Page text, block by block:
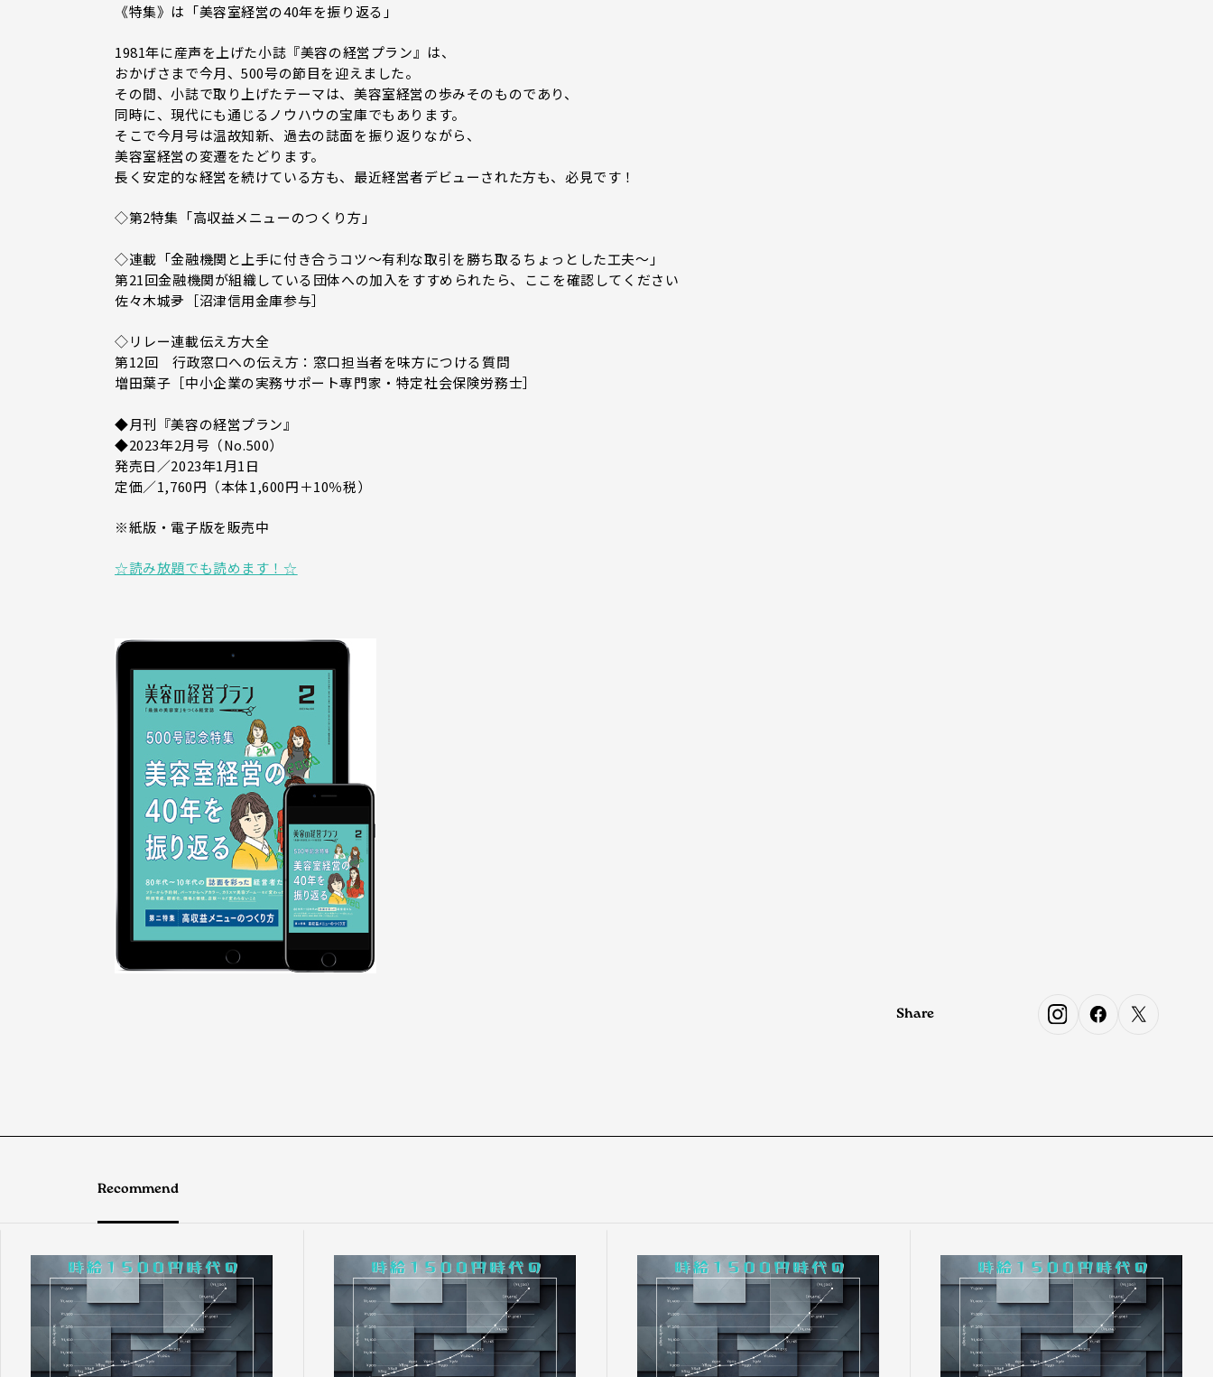
《特集》は「美容室経営の40年を振り返る」
1981年に産声を上げた小誌『美容の経営プラン』は、
おかげさまで今月、500号の節目を迎えました。
その間、小誌で取り上げたテーマは、美容室経営の歩みそのものであり、
同時に、現代にも通じるノウハウの宝庫でもあります。
そこで今月号は温故知新、過去の誌面を振り返りながら、
美容室経営の変遷をたどります。
長く安定的な経営を続けている方も、最近経営者デビューされた方も、必見です！
◇第2特集「高収益メニューのつくり方」
◇連載「金融機関と上手に付き合うコツ～有利な取引を勝ち取るちょっとした工夫～」
第21回金融機関が組織している団体への加入をすすめられたら、ここを確認してください
佐々木城夛［沼津信用金庫参与］
◇リレー連載伝え方大全
第12回 行政窓口への伝え方：窓口担当者を味方につける質問
増田葉子［中小企業の実務サポート専門家・特定社会保険労務士］
◆月刊『美容の経営プラン』
◆2023年2月号（No.500）
発売日／2023年1月1日
定価／1,760円（本体1,600円＋10％税）
※紙版・電子版を販売中
☆読み放題でも読めます！☆
Recommend